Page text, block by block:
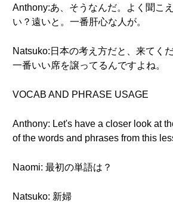
Anthony:あ、そうなんだ。よく聞こ
い？遠いと。一番肝心な人が。
Natsuko:日本の考え方だと、来てく
一番いい席を譲ってるんですよね。
VOCAB AND PHRASE USAGE
Anthony: Let's have a closer look at
of the words and phrases from this
Naomi: 最初の単語は？
Natsuko: 新婦